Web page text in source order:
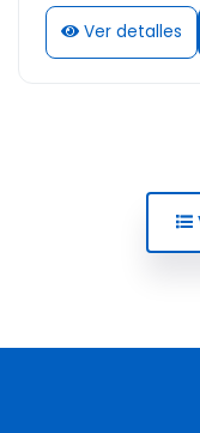
Ver detalles